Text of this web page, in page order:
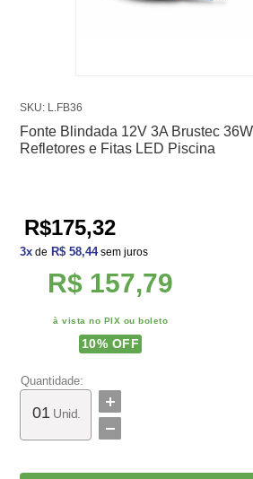
SKU: L.FB36
Fonte Blindada 12V 3A Brustec
Refletores e Fitas LED Piscina
R$175,32
3x de R$ 58,44sem juros
R$ 157,79
à vista no PIX ou boleto
10% OFF
Quantidade:
Unid.